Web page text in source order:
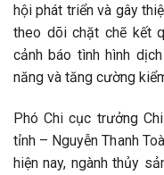
hội phát triển và gây
theo dõi chặt chẽ kết
cảnh báo tình hình
năng và tăng cường
Phó Chi cục trưởng
tỉnh – Nguyễn Thanh
hiện nay, ngành thủy